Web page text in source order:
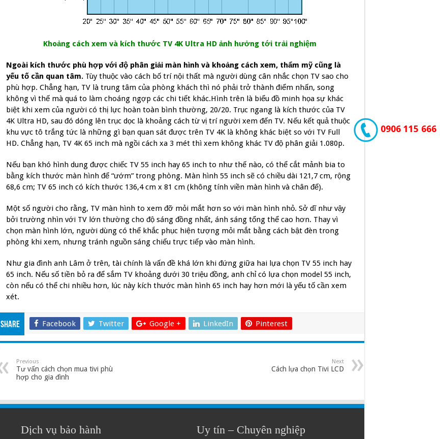
Khoảng cách xem và kích thước TV 4K Ultra HD ảnh hưởng tới trải nghiệm
Ngoài kích thước phù hợp với độ phân giải màn hình và khoảng cách xem, thẩm mỹ cũng là
yếu tố cần quan tâm.Tùy thuộc vào cách bố trí nội thất mà người dùng cân nhắc chọn TV sao cho
phù hợp. Chẳng hạn, TV là trung tâm của phòng khách thì nó phải trở thành điểm nhấn, song
không vì thế mà quá to làm choáng ngợp các chi tiết khác.Hình trên là biểu đồ minh họa sự khác
biệt khi xem của người có thị lực hoàn toàn bình thường, 20/20. Trục ngang là kích thước của TV
4K Ultra HD, sau đó dóng lên trục dọc là khoảng cách từ vị trí người xem đến TV. Nếu kết quả thuộc
khu vực tô trắng tức là những gì bạn quan sát được trên TV 4K là không khác biệt so với TV Full
HD. Chẳng hạn, TV 4K 65 inch mà ngồi cách xa 3 mét thì xem không khác TV độ phân giải 1.080p.
Nếu bạn khó hình dung được chiếc TV 55 inch hay 65 inch to như thế nào, có thể cắt mảnh bia to
bằng kích thước màn hình để “ướm” trong phòng. Màn hình 55 inch sẽ có chiều dài 121,7 cm, rộng
68,6 cm; TV 65 inch có kích thước 136,4 cm x 81 cm (không tính viền màn hình và chân đế).
Một số người cho rằng, TV màn hình to xem đỡ mỏi mắt hơn so với màn hình nhỏ. Sở dĩ như vậy
bởi trường nhìn với TV lớn thường cho độ sáng đồng nhất, ánh sáng tổng thể cao hơn. Thay vì
chọn màn hình lớn, người dùng có thể khắc phục hiện tượng mỏi mắt bằng cách bật đèn trong
phòng khi xem, nhưng tránh nguồn sáng chiếu trực tiếp vào màn hình.
Như gia đình anh Lâm ở trên, tài chính là vấn đề khá lớn khi đứng giữa hai lựa chọn TV 55 inch hay
65 inch. Nếu số tiền bỏ ra để sắm TV khoảng dưới 30 triệu đồng, anh chỉ có lựa chọn model 55 inch,
còn nếu có thể chi nhiều hơn, lúc này kích thước màn hình 65 inch hay hơn mới là yếu tố cần xem
xét.
Share Facebook Twitter Google + LinkedIn Pinterest
Previous
Tư vấn cách chọn mua tivi phù
hợp cho gia đình
Next
Cách lựa chọn Tivi LCD
Dịch vụ bảo hành Uy tín – Chuyên nghiệp
0906 115 666